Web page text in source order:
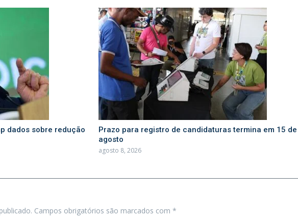
dados sobre redução
Prazo para registro de candidaturas termina em 15 de
agosto
agosto 8, 2026
Campos obrigatórios são marcados com *